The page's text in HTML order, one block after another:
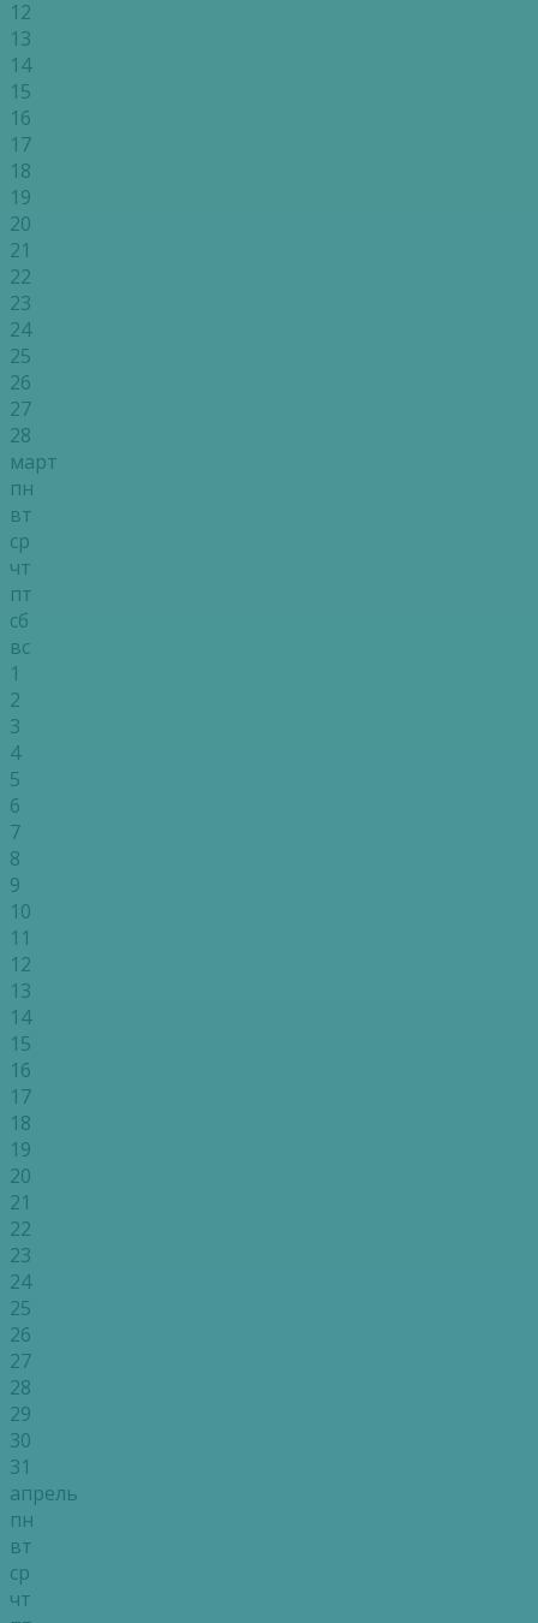
12
13
14
15
16
17
18
19
20
21
22
23
24
25
26
27
28
март
пн
вт
ср
чт
пт
сб
вс
1
2
3
4
5
6
7
8
9
10
11
12
13
14
15
16
17
18
19
20
21
22
23
24
25
26
27
28
29
30
31
апрель
пн
вт
ср
чт